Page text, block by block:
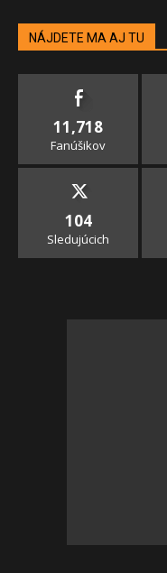
NÁJDETE MA AJ TU
11,718
Fanúšikov
104
Sledujúcich